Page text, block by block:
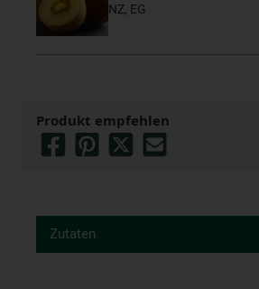
NZ, EG
Produkt empfehlen
Zutaten